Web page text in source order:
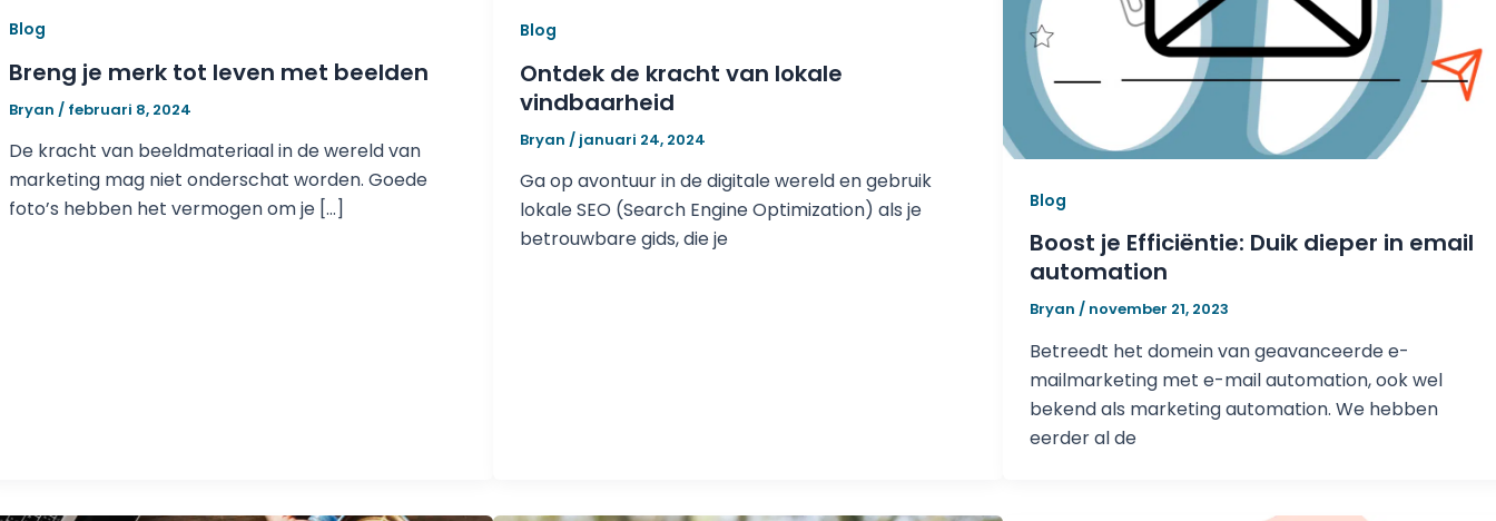
Blog
Breng je merk tot leven met beelden
Bryan / februari 8, 2024
De kracht van beeldmateriaal in de wereld van
marketing mag niet onderschat worden. Goede
foto’s hebben het vermogen om je […]
Blog
Ontdek de kracht van lokale
vindbaarheid
Bryan / januari 24, 2024
Ga op avontuur in de digitale wereld en gebruik
lokale SEO (Search Engine Optimization) als je
betrouwbare gids, die je
Blog
Boost je Efficiëntie: Duik dieper in email
automation
Bryan/ november 21, 2023
Betreedt het domein van geavanceerde e-
mailmarketing met e-mail automation, ook wel
bekend als marketing automation. We hebben
eerder al de